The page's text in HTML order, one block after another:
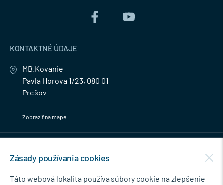
KONTAKTNÉ ÚDAJE
MB.Kovanie
Pavla Horova 1/23, 080 01
Prešov
Zobraziť na mape
NEWSLETTER
Zásady používania cookies
Táto webová lokalita používa súbory cookie na zlepšenie